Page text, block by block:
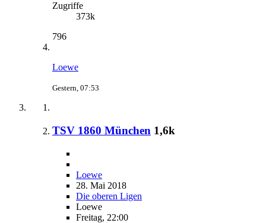
Zugriffe
373k
796
Loewe
Gestern, 07:53
TSV 1860 München 1,6k
Loewe
28. Mai 2018
Die oberen Ligen
Loewe
Freitag, 22:00